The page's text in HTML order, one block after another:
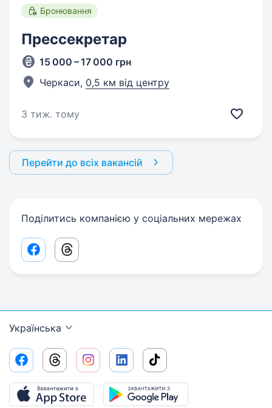
Бронювання
Прессекретар
15 000 – 17 000 грн
Черкаси, 0,5 км від центру
3 тиж. тому
Перейти до всіх вакансій
Поділитись компанією у соціальних мережах
Facebook share link
Threads share link
Українська